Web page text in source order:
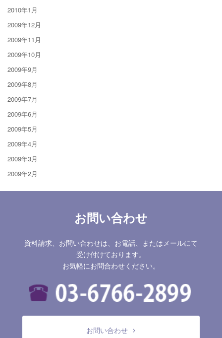
2010年1月
2009年12月
2009年11月
2009年10月
2009年9月
2009年8月
2009年7月
2009年6月
2009年5月
2009年4月
2009年3月
2009年2月
お問い合わせ
資料請求、お問い合わせは、お電話、またはメールにて
受け付けております。
お気軽にお問合わせください。
お問い合わせ